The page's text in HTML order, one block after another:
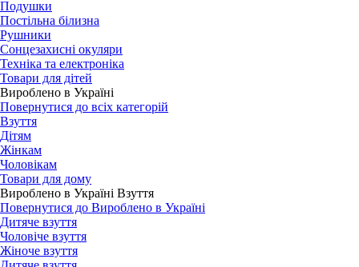
Подушки
Постільна білизна
Рушники
Сонцезахисні окуляри
Техніка та електроніка
Товари для дітей
Вироблено в Україні
Повернутися до всіх категорій
Взуття
Дітям
Жінкам
Чоловікам
Товари для дому
Вироблено в Україні Взуття
Повернутися до Вироблено в Україні
Дитяче взуття
Чоловіче взуття
Жіноче взуття